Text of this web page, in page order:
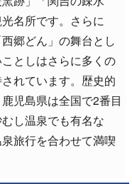
名所です。さらに
郷どん」の舞台とし
としはさらに多くの
れています。歴史的
児島県は全国で2番目
し温泉でも有名な
旅行を合わせて満喫